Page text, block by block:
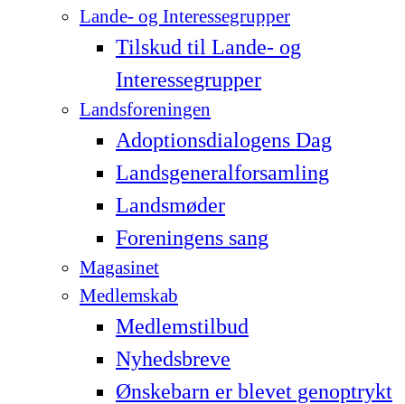
Lande- og Interessegrupper
Tilskud til Lande- og
Interessegrupper
Landsforeningen
Adoptionsdialogens Dag
Landsgeneralforsamling
Landsmøder
Foreningens sang
Magasinet
Medlemskab
Medlemstilbud
Nyhedsbreve
Ønskebarn er blevet genoptrykt